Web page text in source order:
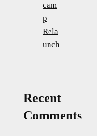
cam
p
Rela
unch
Recent
Comments